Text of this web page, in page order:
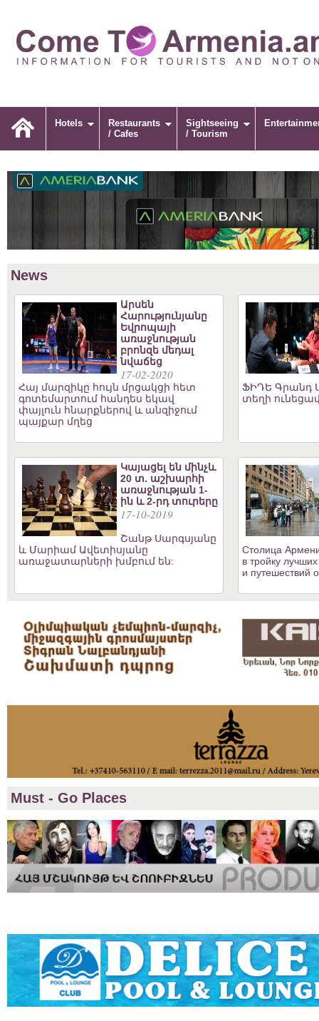
Hotels
Restaurants
/ Cafes
Sightseeing
/ Tourism
News
Արսեն
Հարությունյանը
Եվրոպայի
առաջնության
բրոնզե մեդալ
նվաճեց
17-02-2020
Հայ մարզիկը հույն մրցակցի հետ
գոտեմարտում հանդես եկավ
փայլուն հնարքներով և անզիջում
պայքար մղեց
ՖԻԴԵ Գրանդ
տեղի
Կայացել են մինչև
20 տ. աշխարհի
առաջնության 1-
ին և 2-րդ տուրերը
17-10-2019
Շանթ Սարգսյանը
և Մարիամ Ավետիսյանը
առաջատարների խմբում են:
Столица
в тройку
и путешествий
Must - Go Places